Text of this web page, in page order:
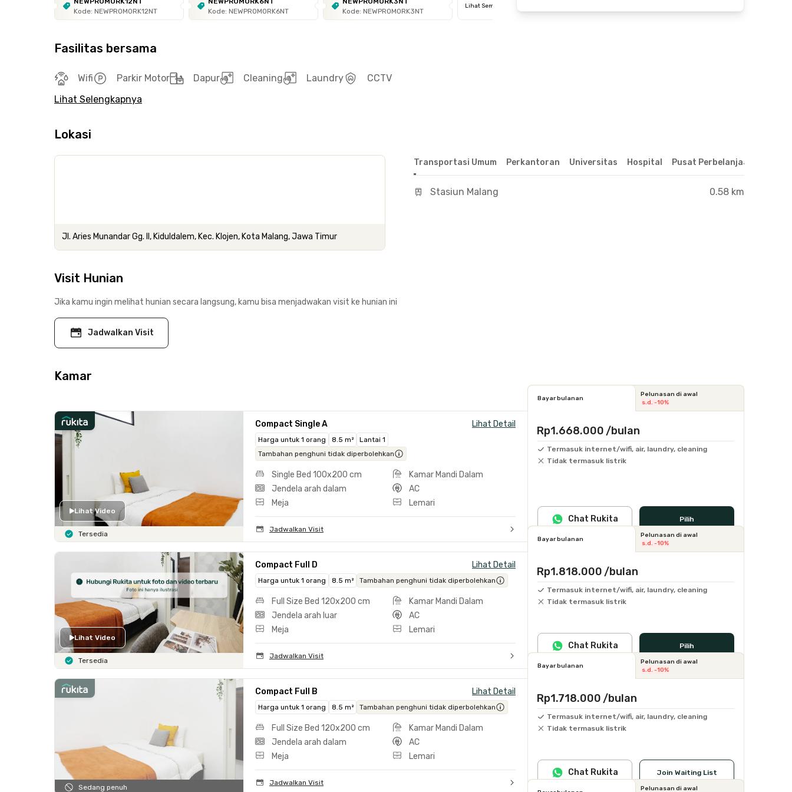
Kode: NEWPROMORK12NT
Kode: NEWPROMORK6NT
Kode: NEWPROMORK3NT
Lihat Semua
Fasilitas bersama
Wifi Parkir Motor Dapur Cleaning Laundry
CCTV
Lihat Selengkapnya
Lokasi
Jl. Aries Munandar Gg. II, Kiduldalem, Kec. Klojen, Kota Malang, Jawa Timur
Transportasi Umum Perkantoran Universitas Hospital Pusat Perbelanjaan &
Stasiun Malang 0.58 km
Visit Hunian
Jika kamu ingin melihat hunian secara langsung, kamu bisa menjadwakan visit ke hunian ini
Jadwalkan Visit
Kamar
Lihat Video
Tersedia
Compact Single A Lihat Detail
Harga untuk 1 orang 8.5 m²
Lantai 1
Tambahan penghuni tidak diperbolehkan
Single Bed 100x200 cm
Kamar Mandi Dalam
Jendela arah dalam
AC
Meja
Lemari
Jadwalkan Visit
Bayar bulanan
Pelunasan di awal
s.d. -10%
Rp1.668.000 /bulan
Termasuk internet/wifi, air, laundry, cleaning
Tidak termasuk listrik
Pilih
Chat Rukita
Lihat Video
Tersedia
Compact Full D Lihat Detail
Harga untuk 1 orang 8.5 m² Tambahan penghuni tidak diperbolehkan
Full Size Bed 120x200 cm
Kamar Mandi Dalam
Jendela arah luar
AC
Meja
Lemari
Jadwalkan Visit
Bayar bulanan
Pelunasan di awal
s.d. -10%
Rp1.818.000 /bulan
Termasuk internet/wifi, air, laundry, cleaning
Tidak termasuk listrik
Pilih
Chat Rukita
Sedang penuh
Compact Full B Lihat Detail
Harga untuk 1 orang 8.5 m² Tambahan penghuni tidak diperbolehkan
Full Size Bed 120x200 cm
Kamar Mandi Dalam
Jendela arah dalam
AC
Meja
Lemari
Jadwalkan Visit
Bayar bulanan
Pelunasan di awal
s.d. -10%
Rp1.718.000 /bulan
Termasuk internet/wifi, air, laundry, cleaning
Tidak termasuk listrik
Join Waiting List
Chat Rukita
Pelunasan di awal